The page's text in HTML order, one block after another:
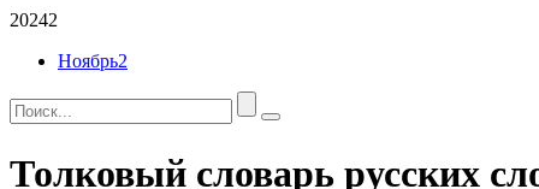
20242
Ноябрь2
Толковый словарь русских